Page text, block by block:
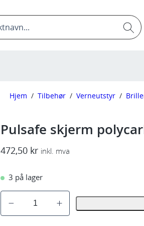
Hjem / Tilbehør / Verneutstyr /
Pulsafe skjerm
472,50 kr inkl. mva
3 på lager
u